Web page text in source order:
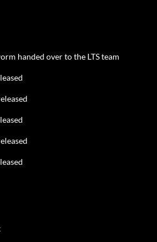
handed over to the LTS team